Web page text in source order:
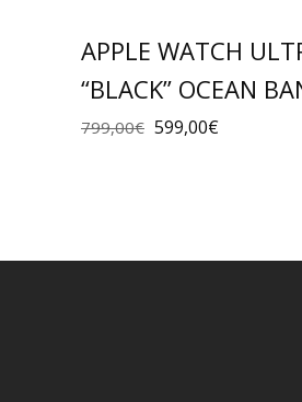
APPLE WATCH
“BLACK” OCEAN
799,00€ 599,00€